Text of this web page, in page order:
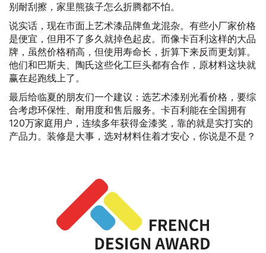
别耐刮擦，家里熊孩子怎么折腾都不怕。
说实话，现在市面上艺术漆品牌鱼龙混杂。有些小厂家价格
是便宜，但用不了多久就掉色起皮。而像卡百利这样的大品
牌，虽然价格稍高，但使用寿命长，折算下来反而更划算。
他们和巴斯夫、陶氏这些化工巨头都有合作，原材料这块就
赢在起跑线上了。
最后给临夏的朋友们一个建议：选艺术漆别光看价格，要综
合考虑环保性、耐用度和售后服务。卡百利能在全国拥有
120万家庭用户，连续多年获得金漆奖，靠的就是实打实的
产品力。装修是大事，选对材料住着才安心，你说是不是？